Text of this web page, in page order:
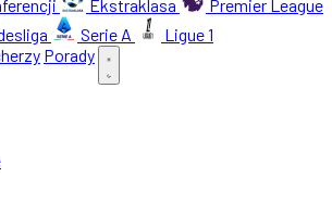
Ekstraklasa
Premier League
Serie A
Ligue 1
Porady